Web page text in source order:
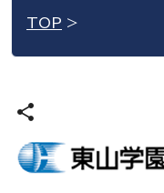
TOP >
share